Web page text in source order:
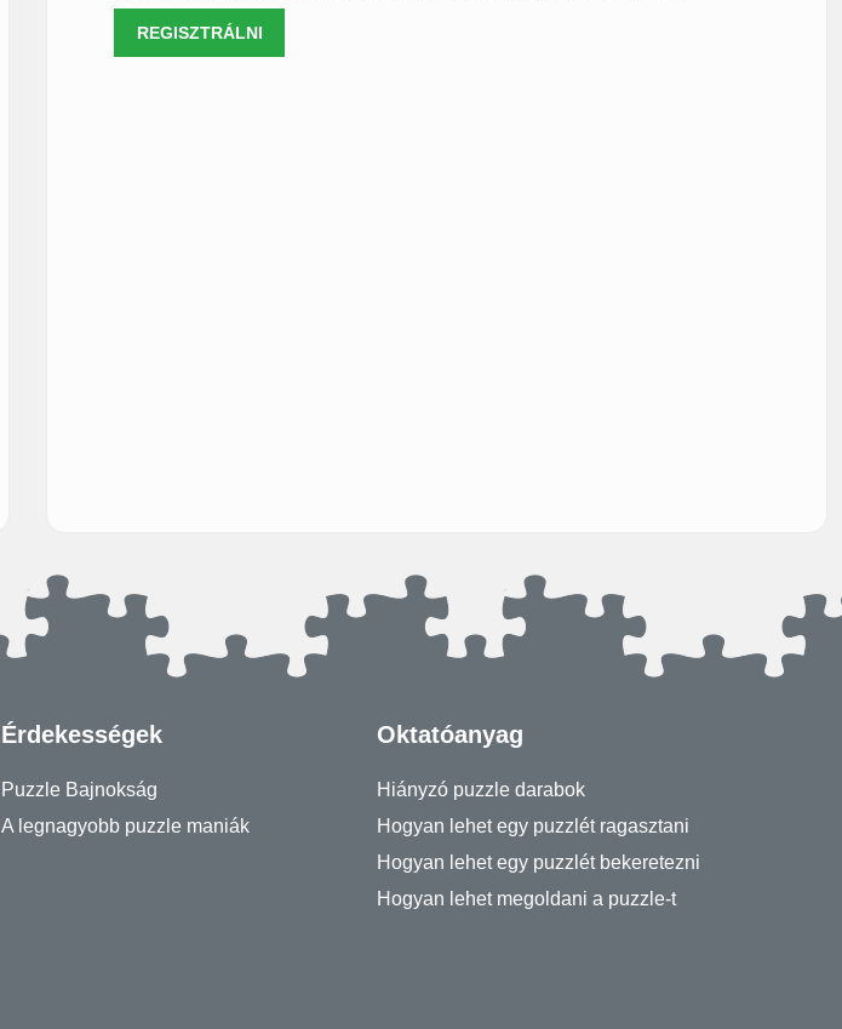
REGISZTRÁLNI
Érdekességek
Puzzle Bajnokság
A legnagyobb puzzle maniák
Oktatóanyag
Hiányzó puzzle darabok
Hogyan lehet egy puzzlét ragasztani
Hogyan lehet egy puzzlét bekeretezni
Hogyan lehet megoldani a puzzle-t